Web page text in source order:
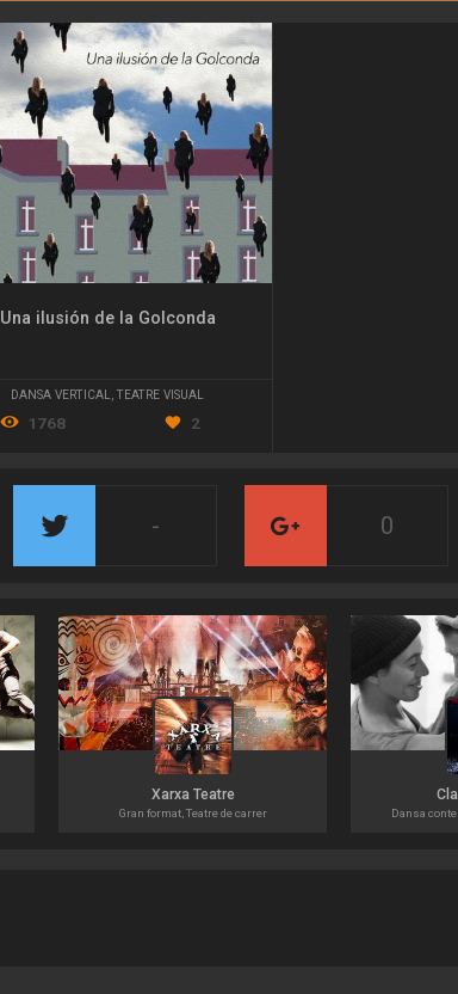
Una ilusión de la Golconda
DANSA VERTICAL ,TEATRE VISUAL
1768 2
- 0
Xarxa Teatre
Gran format, Teatre de carrer Dansa